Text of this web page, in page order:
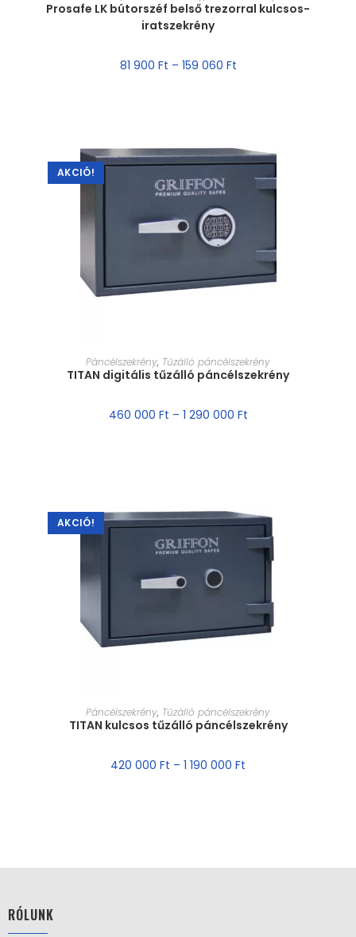
Prosafe LK bútorszéf belső trezorral kulcsos-
iratszekrény
81 900 Ft – 159 060 Ft
AKCIÓ!
MÉRET VÁLASZTÁSA
Páncélszekrény, Tűzálló páncélszekrény
TITAN digitális tűzálló páncélszekrény
460 000 Ft – 1 290 000 Ft
AKCIÓ!
MÉRET VÁLASZTÁSA
Páncélszekrény, Tűzálló páncélszekrény
TITAN kulcsos tűzálló páncélszekrény
420 000 Ft – 1 190 000 Ft
RÓLUNK